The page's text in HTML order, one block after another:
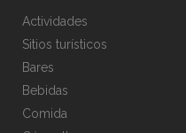
Actividades
Sitios turísticos
Bares
Bebidas
Comida